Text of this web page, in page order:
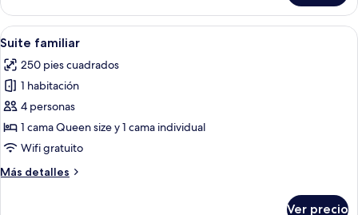
doble
Deluxe
Abrir
todas
las
fotos
de
Suite
familiar
Un dormitorio con una cama
8
Suite familiar
250 pies cuadrados
1 habitación
4 personas
1 cama Queen size y 1 cama individual
Wifi gratuito
Más detalles
Más
Ver precio